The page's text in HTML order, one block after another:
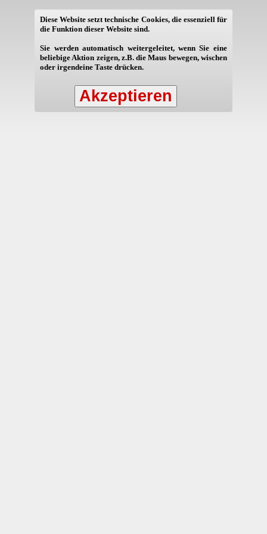
Diese Website setzt technische Cookies, die essenziell für
die Funktion dieser Website sind.
Sie werden automatisch weitergeleitet, wenn Sie eine
beliebige Aktion zeigen, z.B. die Maus bewegen, wischen
oder irgendeine Taste drücken.